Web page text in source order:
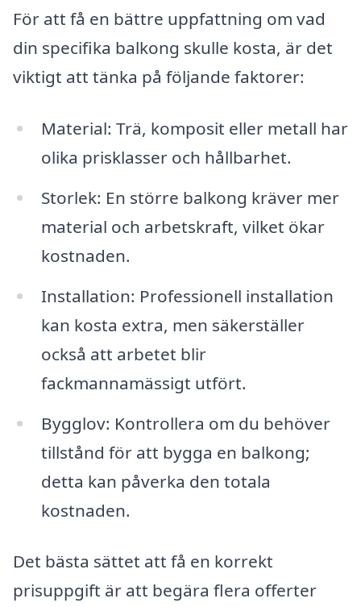
För att få en bättre uppfattning om vad
din specifika balkong skulle kosta, är det
viktigt att tänka på följande faktorer:
Material: Trä, komposit eller metall har
olika prisklasser och hållbarhet.
Storlek: En större balkong kräver mer
material och arbetskraft, vilket ökar
kostnaden.
Installation: Professionell installation
kan kosta extra, men säkerställer
också att arbetet blir
fackmannamässigt utfört.
Bygglov: Kontrollera om du behöver
tillstånd för att bygga en balkong;
detta kan påverka den totala
kostnaden.
Det bästa sättet att få en korrekt
prisuppgift är att begära flera offerter